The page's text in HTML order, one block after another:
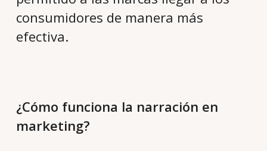
consumidores de manera más
efectiva.
¿Cómo funciona la narración en
marketing?